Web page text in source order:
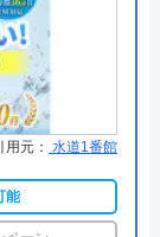
アリーナタ
確認ください
配管更生と
いる業者で
用元： 水道1番館
能